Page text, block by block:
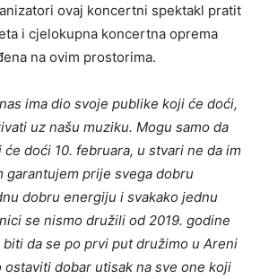
ovaj koncertni spektakl pratit
i cjelokupna koncertna oprema
na ovim prostorima.
ima dio svoje publike koji će doći,
uz našu muziku. Mogu samo da
doći 10. februara, u stvari ne da im
garantujem prije svega dobru
dobru energiju i svakako jednu
se nismo družili od 2019. godine
biti da se po prvi put družimo u Areni
ostaviti dobar utisak na sve one koji